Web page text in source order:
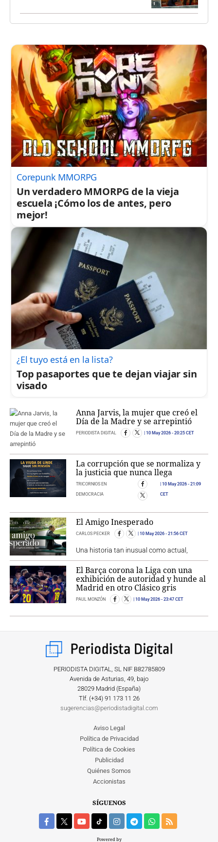
Corepunk MMORPG
Un verdadero MMORPG de la vieja
escuela ¡Cómo los de antes, pero
mejor!
¿El tuyo está en la lista?
Top pasaportes que te dejan viajar sin
visado
Anna Jarvis, la mujer que creó el
Día de la Madre y se arrepintió
PERIODISTA DIGITAL 10 May 2026 - 20:25 CET
La corrupción que se normaliza y
la justicia que nunca llega
TRICORNIOS EN
DEMOCRACIA
10 May 2026- 21:09
CET
El Amigo Inesperado
CARLOS PECKER 10 May 2026 - 21:56 CET
Una historia tan inusual como actual,
El Barça corona la Liga con una
exhibición de autoridad y hunde al
Madrid en otro Clásico gris
PAUL MONZÓN 10 May 2026 - 23:47 CET
PERIODISTA DIGITAL, SL NIF B82785809
Avenida de Asturias, 49, bajo
28029 Madrid (España)
Tlf. (+34) ‎91 173 11 26
sugerencias@periodistadigital.com
Aviso Legal
Política de Privacidad
Política de Cookies
Publicidad
Quiénes Somos
Accionistas
SÍGUENOS
Powered by